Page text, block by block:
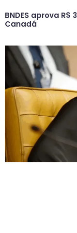
BNDES aprova
Canadá